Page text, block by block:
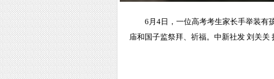
6月4日，一位高考考生家长手举装有
庙和国子监祭拜、祈福。中新社发 刘关关